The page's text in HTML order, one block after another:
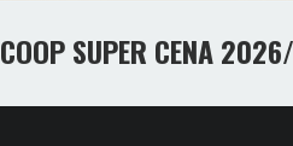
COOP SUPER CENA